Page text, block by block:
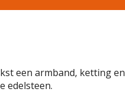
een armband, ketting en
edelsteen.